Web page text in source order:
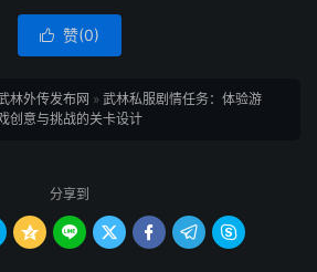
 赞(0)
林外传发布网 » 武林私服剧情任务：体验游
创意与挑战的关卡设计
分享到
     